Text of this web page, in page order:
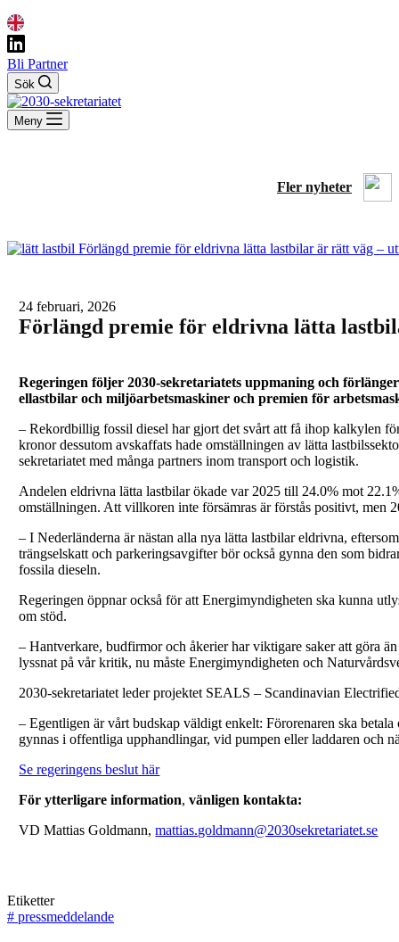
Bli Partner
Sök
Meny
Fler nyheter
24 februari, 2026
Förlängd premie för eldrivna lätta
Regeringen följer 2030-sekretariatets uppmaning och
ellastbilar och miljöarbetsmaskiner och premien för
– Rekordbillig fossil diesel har gjort det svårt att få ihop kalkylen
kronor dessutom avskaffats hade omställningen av lätta
sekretariatet med många partners inom transport och logistik.
Andelen eldrivna lätta lastbilar ökade var 2025 till 24.0% mot
omställningen. Att villkoren inte försämras är förstås positivt, men
– I Nederländerna är nästan alla nya lätta lastbilar eldrivna,
trängselskatt och parkeringsavgifter bör också gynna den som
fossila dieseln.
Regeringen öppnar också för att Energimyndigheten ska kunna
om stöd.
– Hantverkare, budfirmor och åkerier har viktigare saker att göra
lyssnat på vår kritik, nu måste Energimyndigheten och
2030-sekretariatet leder projektet SEALS – Scandinavian
– Egentligen är vårt budskap väldigt enkelt: Förorenaren ska
gynnas i offentliga upphandlingar, vid pumpen eller laddaren och
Se regeringens beslut här
För ytterligare information, vänligen kontakta:
VD Mattias Goldmann,mattias.goldmann@2030sekretariatet.se
Etiketter
# pressmeddelande